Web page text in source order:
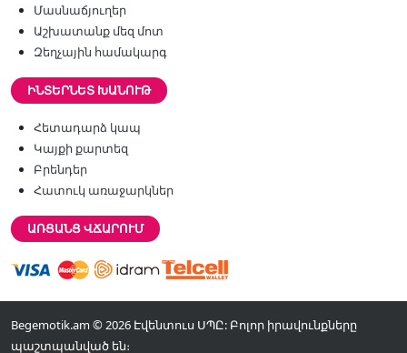
Մասնաճյուղեր
Աշխատանք մեզ մոտ
Զեղչային համակարգ
ԻՆՏԵՐՆԵՏ ԽԱՆՈՒԹ
Հետադարձ կապ
Կայքի քարտեզ
Բրենդեր
Հատուկ առաջարկներ
ԱՌՑԱՆՑ ՎՃԱՐՈՒՄ
Begemotik.am © 2026 Էվենտուս ՍՊԸ: Բոլոր իրավունքները
պաշտպանված են։